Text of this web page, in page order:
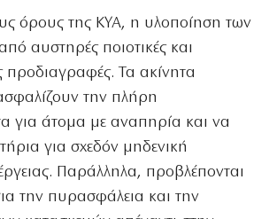
όρους της ΚΥΑ, η υλοποίηση των
αυστηρές ποιοτικές και
προδιαγραφές. Τα ακίνητα
την πλήρη
για άτομα με αναπηρία και να
για σχεδόν μηδενική
Παράλληλα, προβλέπονται
την πυρασφάλεια και την